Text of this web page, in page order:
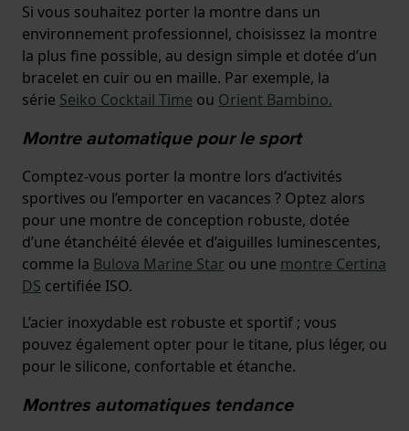
Si vous souhaitez porter la montre dans un
environnement professionnel, choisissez la montre
la plus fine possible, au design simple et dotée d’un
bracelet en cuir ou en maille. Par exemple, la
série Seiko Cocktail Time ou Orient Bambino.
Montre automatique pour le sport
Comptez-vous porter la montre lors d’activités
sportives ou l’emporter en vacances ? Optez alors
pour une montre de conception robuste, dotée
d’une étanchéité élevée et d’aiguilles luminescentes,
comme la Bulova Marine Star ou une montre Certina
DS certifiée ISO.
L’acier inoxydable est robuste et sportif ; vous
pouvez également opter pour le titane, plus léger, ou
pour le silicone, confortable et étanche.
Montres automatiques tendance